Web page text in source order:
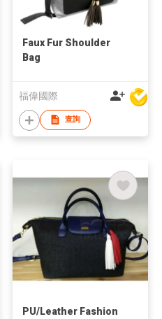
Faux Fur Shoulder
Bag
福偉國際
查詢
PU/Leather Fashion